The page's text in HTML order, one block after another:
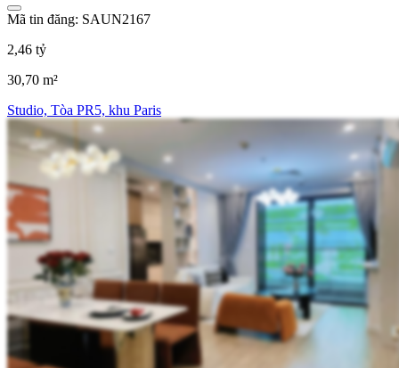
Mã tin đăng: SAUN2167
2,46 tỷ
30,70 m²
Studio, Tòa PR5, khu Paris